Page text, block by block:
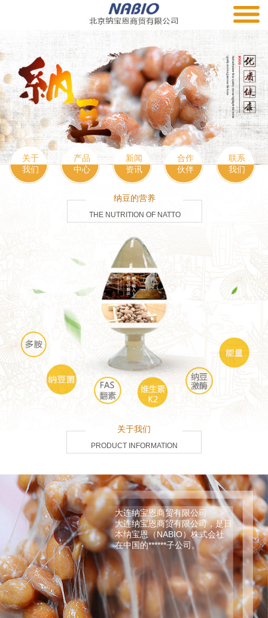
关于
我们
产品
中心
新闻
资讯
合作
伙伴
联系
我们
THE NUTRITION OF NATTO
纳豆的营养
PRODUCT INFORMATION
关于我们
大连纳宝恩商贸有限公司
大连纳宝恩商贸有限公司，是日
本纳宝恩（NABIO）株式会社
在中国的******子公司。